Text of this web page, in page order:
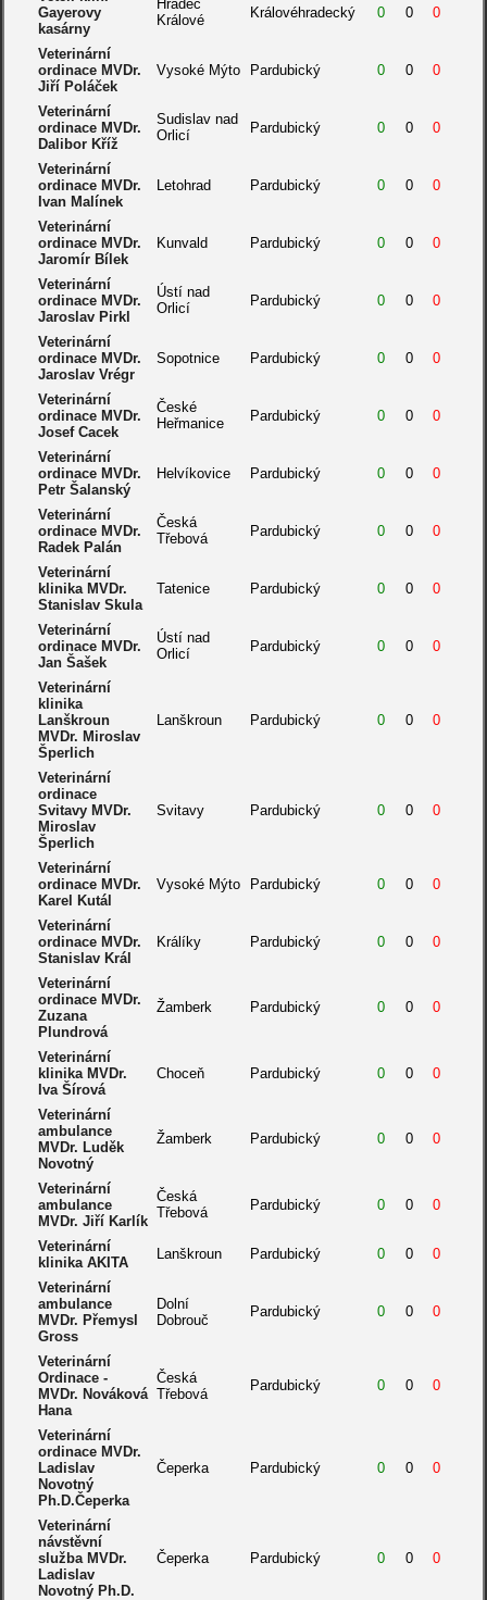
Gayerovy
kasárny
Hradec
Králové
Královéhradecký 0 0 0
Veterinární
ordinace MVDr.
Jiří Poláček
Vysoké Mýto Pardubický 0 0 0
Veterinární
ordinace MVDr.
Dalibor Kříž
Sudislav nad
Orlicí
Pardubický 0 0 0
Veterinární
ordinace MVDr.
Ivan Malínek
Letohrad Pardubický 0 0 0
Veterinární
ordinace MVDr.
Jaromír Bílek
Kunvald Pardubický 0 0 0
Veterinární
ordinace MVDr.
Jaroslav Pirkl
Ústí nad
Orlicí
Pardubický 0 0 0
Veterinární
ordinace MVDr.
Jaroslav Vrégr
Sopotnice Pardubický 0 0 0
Veterinární
ordinace MVDr.
Josef Cacek
České
Heřmanice
Pardubický 0 0 0
Veterinární
ordinace MVDr.
Petr Šalanský
Helvíkovice Pardubický 0 0 0
Veterinární
ordinace MVDr.
Radek Palán
Česká
Třebová
Pardubický 0 0 0
Veterinární
klinika MVDr.
Stanislav Skula
Tatenice Pardubický 0 0 0
Veterinární
ordinace MVDr.
Jan Šašek
Ústí nad
Orlicí
Pardubický 0 0 0
Veterinární
klinika
Lanškroun
MVDr. Miroslav
Šperlich
Lanškroun Pardubický 0 0 0
Veterinární
ordinace
Svitavy MVDr.
Miroslav
Šperlich
Svitavy Pardubický 0 0 0
Veterinární
ordinace MVDr.
Karel Kutál
Vysoké Mýto Pardubický 0 0 0
Veterinární
ordinace MVDr.
Stanislav Král
Králíky Pardubický 0 0 0
Veterinární
ordinace MVDr.
Zuzana
Plundrová
Žamberk Pardubický 0 0 0
Veterinární
klinika MVDr.
Iva Šírová
Choceň Pardubický 0 0 0
Veterinární
ambulance
MVDr. Luděk
Novotný
Žamberk Pardubický 0 0 0
Veterinární
ambulance
MVDr. Jiří Karlík
Česká
Třebová
Pardubický 0 0 0
Veterinární
klinika AKITA
Lanškroun Pardubický 0 0 0
Veterinární
ambulance
MVDr. Přemysl
Gross
Dolní
Dobrouč
Pardubický 0 0 0
Veterinární
Ordinace -
MVDr. Nováková
Hana
Česká
Třebová
Pardubický 0 0 0
Veterinární
ordinace MVDr.
Ladislav
Novotný
Ph.D.Čeperka
Čeperka Pardubický 0 0 0
Veterinární
návstěvní
služba MVDr.
Ladislav
Novotný Ph.D.
Čeperka Pardubický 0 0 0